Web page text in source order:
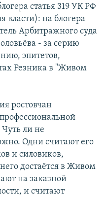
статья 319 УК РФ
власти): на блогера
Арбитражного суда
- за серию
эпитетов,
Резника в "Живом
ростовчан
Чуть ли не
Одни считают его
и силовиков,
достаётся в Живом
на заказной
и считают